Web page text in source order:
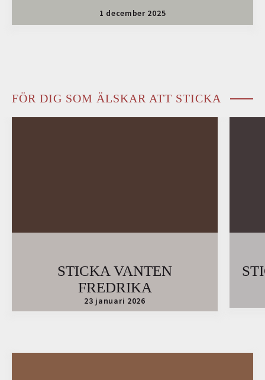
1 december 2025
FÖR DIG SOM ÄLSKAR ATT STICKA
STICKA VANTEN
FREDRIKA
23 januari 2026